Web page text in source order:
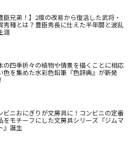
臣兄弟！】2度の改易から復活した武将・
秀種とは？豊臣秀長に仕えた半年間と波乱
涯
の四季折々の植物や情景を描くことに相応
色を集めた水彩色鉛筆『色辞典』が新発
ビニおにぎりが文房具に！コンビニの定番
をモチーフにした文房具シリーズ『ジムマ
』誕生